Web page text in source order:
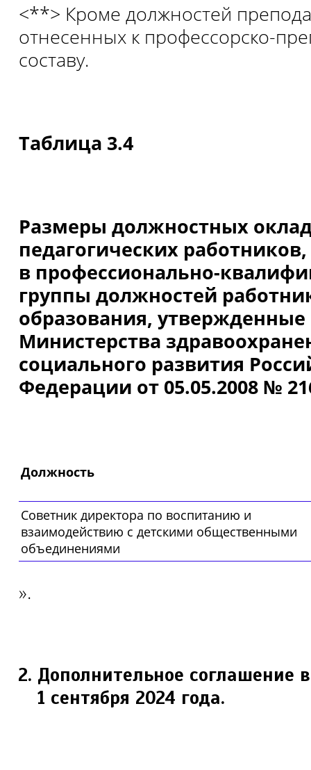
<**> Кроме должностей
отнесенных к профессорско-
составу.
Таблица 3.4
Размеры должностных
педагогических
в профессионально-
группы должностей
образования,
Министерства
социального развития
Федерации от 05.05.2008 №
Должность
Советник директора по воспитанию и
взаимодействию с детскими общественными
объединениями
».
Дополнительное соглашение
1 сентября 2024 года.